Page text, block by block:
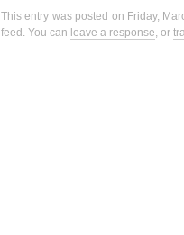
This entry was posted on Friday,
feed. You can leave a response, or